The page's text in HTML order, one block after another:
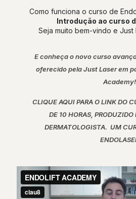
Como funciona o curso de
Introdução ao curso
Seja muito bem-vindo e Just
E conheça o novo curso
oferecido pela Just Laser em
Academy!
CLIQUE AQUI PARA O LINK DO
DE 10 HORAS, PRODUZIDO
DERMATOLOGISTA. UM